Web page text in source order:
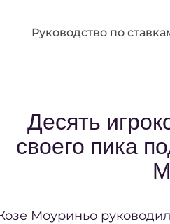
Руководство по
Десять
своего пика
Моуриньо